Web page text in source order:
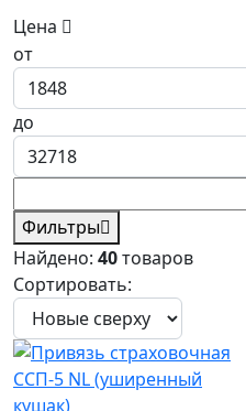
Цена
от
до
Фильтры
Найдено: 40товаров
Сортировать: